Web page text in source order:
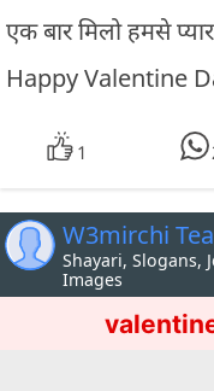
एक बार मिलो हमसे
Happy Valentine
1
W3mirchi
Shayari, Slogans,
Images